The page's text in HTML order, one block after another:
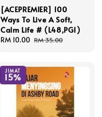
[ACEPREMIER] 100
Ways To Live A Soft,
Calm Life # (L48,PG1)
Sale
RM 10.00 Regular
RM 35.00
JIMAT
15%